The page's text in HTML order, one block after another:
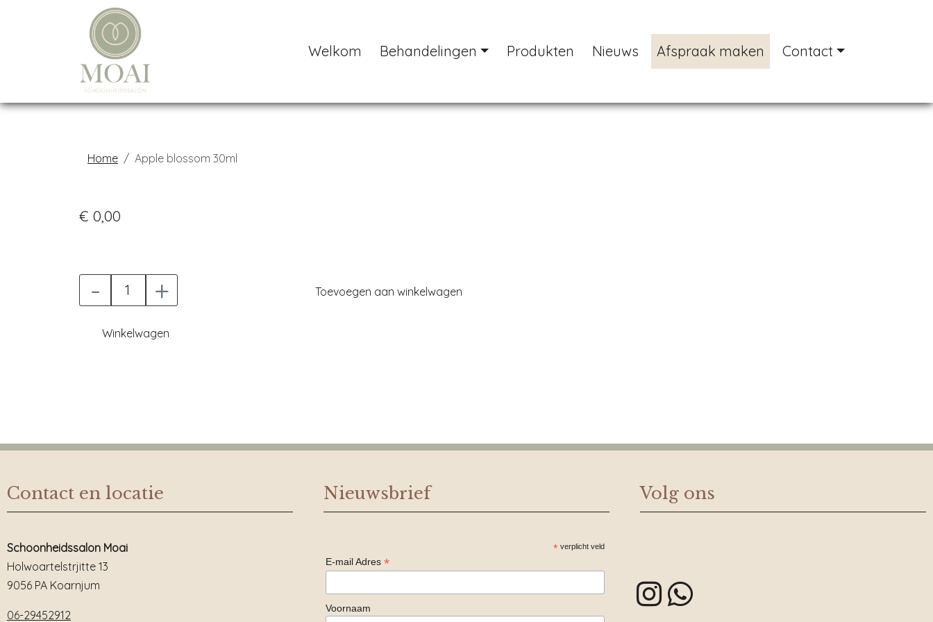
Welkom Behandelingen Produkten Nieuws Afspraak maken Contact
Home Apple blossom 30ml
€ 0,00
- + Toevoegen aan winkelwagen
Winkelwagen
Contact en locatie
Schoonheidssalon Moai
Holwoartelstrjitte 13
9056 PA Koarnjum
06-29452912
Nieuwsbrief
* verplicht veld
E-mail Adres *
Voornaam
Volg ons